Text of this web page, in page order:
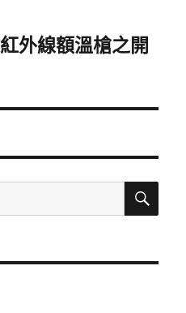
外線額溫槍之開
搜